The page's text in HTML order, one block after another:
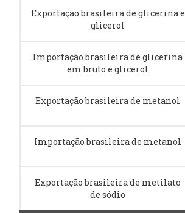
Exportação brasileira de glicerina e
glicerol
Importação brasileira de glicerina
em bruto e glicerol
Exportação brasileira de metanol
Importação brasileira de metanol
Exportação brasileira de metilato
de sódio